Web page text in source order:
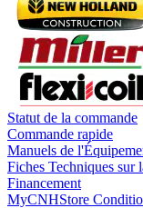
Statut de la commande
Commande rapide
Manuels de
Fiches Techniques sur
Financement
MyCNHStore